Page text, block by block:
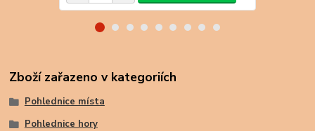
Zboží zařazeno v kategoriích
Pohlednice místa
Pohlednice hory